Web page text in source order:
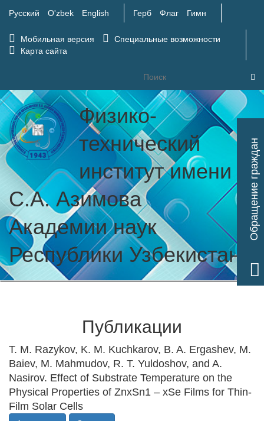
Обращение граждан
Русский O'zbek English Герб Флаг Гимн
Мобильная версия
Специальные возможности
Карта сайта
Физико-
технический
институт имени
С.А. Азимова
Академии наук
Республики Узбекистан
Публикации
T. M. Razykov, K. M. Kuchkarov, B. A. Ergashev, M.
Baiev, M. Mahmudov, R. T. Yuldoshov, and A.
Nasirov. Effect of Substrate Temperature on the
Physical Properties of ZnхSn1 – хSe Films for Thin-
Film Solar Cells